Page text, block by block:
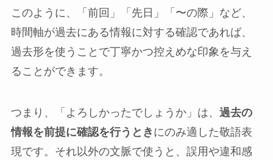
このように、「前回」「先日」「〜の際」など、
時間軸が過去にある情報に対する確認であれば、
過去形を使うことで丁寧かつ控えめな印象を与え
ることができます。
つまり、「よろしかったでしょうか」は、 過去の
情報を前提に確認を行うとき にのみ適した敬語表
現です。それ以外の文脈で使うと、誤用や違和感